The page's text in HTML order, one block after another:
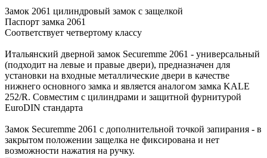
Замок 2061 цилиндровый замок с защелкой
Паспорт замка 2061
Соответствует четвертому классу
Итальянский дверной замок Securemme 2061 - универсальный
(подходит на левые и правые двери), предназначен для
установки на входные металлические двери в качестве
нижнего основного замка и является аналогом замка KALE
252/R. Совместим с цилиндрами и защитной фурнитурой
EuroDIN стандарта
Замок Securemme 2061 с дополнительной точкой запирания - в
закрытом положении защелка не фиксирована и нет
возможности нажатия на ручку.